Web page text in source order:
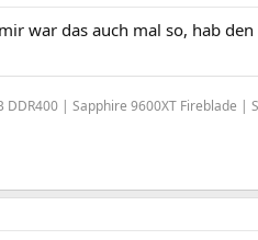
war das auch mal so, hab
| Sapphire 9600XT Fireblade |